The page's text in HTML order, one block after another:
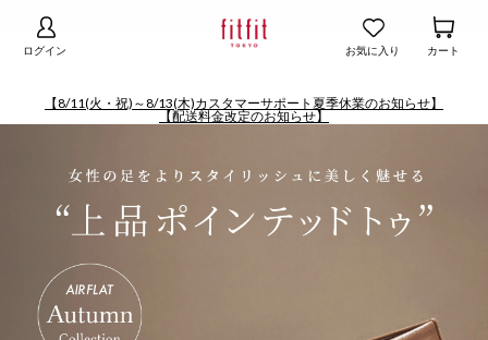
ログイン お気に入り カート
【8/11(火・祝)～8/13(木)カスタマーサポート夏季休業のお知らせ】
【配送料金改定のお知らせ】